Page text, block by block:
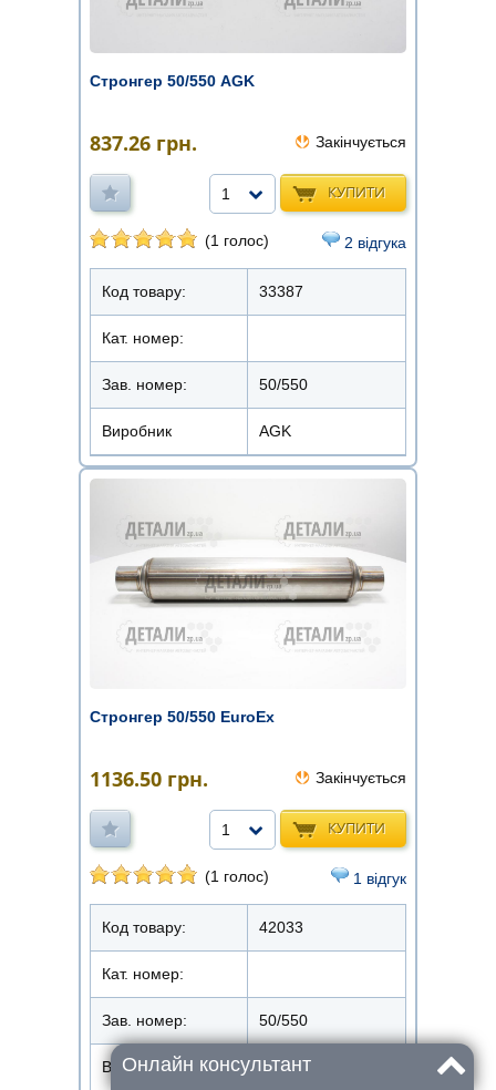
Стронгер 50/550 AGK
837.26 грн. Закінчується
КУПИТИ
1
(1 голос) 2 відгука
Код товару: 33387
Кат. номер:
Зав. номер: 50/550
Виробник AGK
Стронгер 50/550 EuroEx
1136.50 грн. Закінчується
КУПИТИ
1
(1 голос) 1 відгук
Код товару: 42033
Кат. номер:
Зав. номер: 50/550
Виробник EuroEx
Онлайн консультант